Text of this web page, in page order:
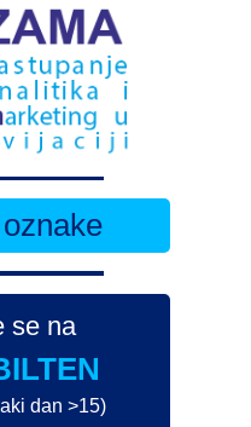
se na
dan >15)